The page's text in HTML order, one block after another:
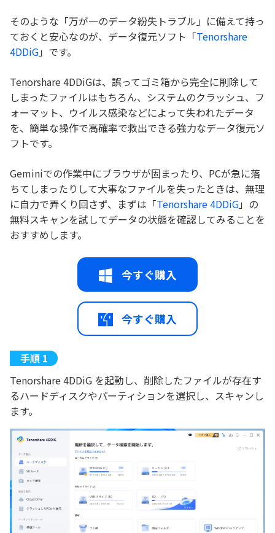
そのような「万が一のデータ紛失トラブル」に備えて持っ
ておくと安心なのが、データ復元ソフト「Tenorshare
4DDiG」です。
Tenorshare 4DDiGは、誤ってゴミ箱から完全に削除して
しまったファイルはもちろん、システムのクラッシュ、フ
ォーマット、ウイルス感染などによって失われたデータ
を、簡単な操作で高確率で救出できる強力なデータ復元ソ
フトです。
Geminiでの作業中にブラウザが固まったり、PCが急に落
ちてしまったりして大事なファイルを失ったときは、無理
に自力で弄くり回さず、まずは「Tenorshare 4DDiG」の
無料スキャンを試してデータの状態を確認してみることを
おすすめします。
今すぐ購入
今すぐ購入
Tenorshare 4DDiG を起動し、削除したファイルが存在す
るハードディスクやパーティションを選択し、スキャンし
ます。